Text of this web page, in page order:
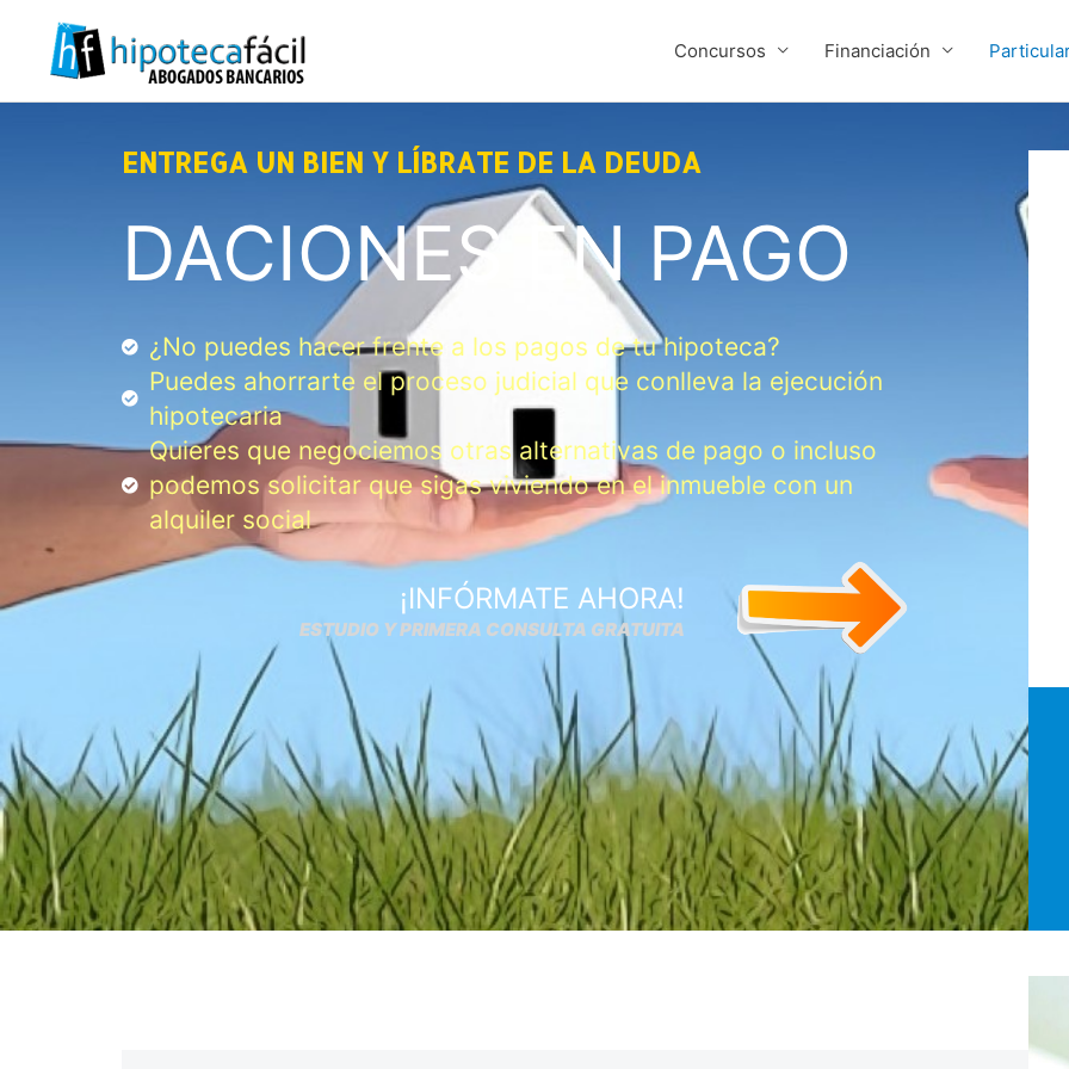
Concursos Financiación
ENTREGA UN BIEN Y LÍBRATE DE LA DEUDA
DACIONES EN PAGO
¿No puedes hacer frente a los pagos de tu hipoteca?
Puedes ahorrarte el proceso judicial que conlleva la ejecución
hipotecaria
Quieres que negociemos otras alternativas de pago o incluso
podemos solicitar que sigas viviendo en el inmueble con un
alquiler social
¡INFÓRMATE AHORA!
ESTUDIO Y PRIMERA CONSULTA GRATUITA